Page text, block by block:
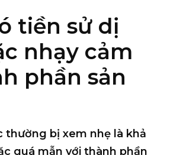
tiền sử dị
nhạy cảm
phần sản
thường bị xem nhẹ là khả
quá mẫn với thành phần